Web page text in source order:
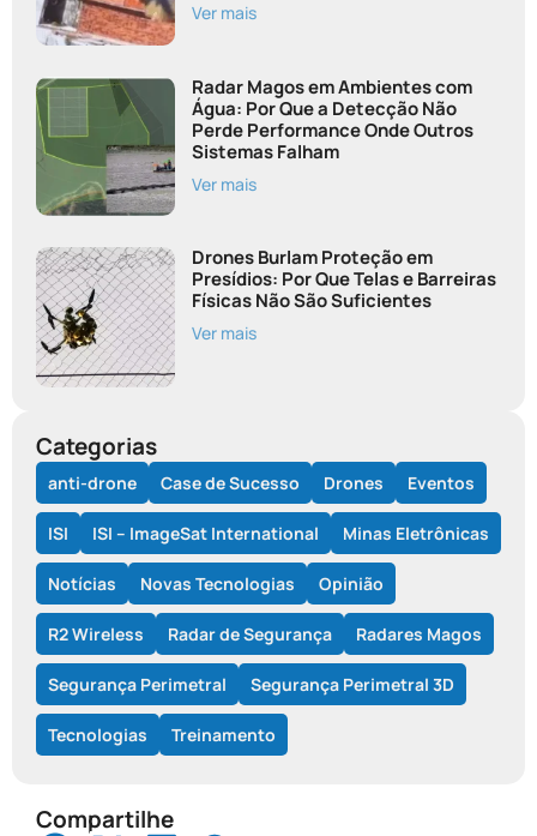
Ver mais
Radar Magos em Ambientes com
Água: Por Que a Detecção Não
Perde Performance Onde Outros
Sistemas Falham
Ver mais
Drones Burlam Proteção em
Presídios: Por Que Telas e Barreiras
Físicas Não São Suficientes
Ver mais
Categorias
anti-drone Case de Sucesso Drones Eventos
ISI ISI – ImageSat International Minas Eletrônicas
Notícias Novas Tecnologias Opinião
R2 Wireless Radar de Segurança Radares Magos
Segurança Perimetral Segurança Perimetral 3D
Tecnologias Treinamento
Compartilhe